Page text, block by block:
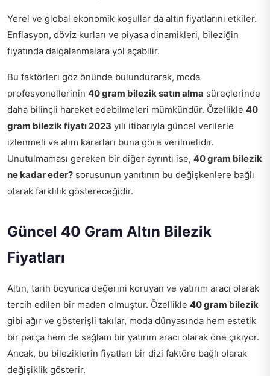
Yerel ve global ekonomik koşullar da altın fiyatlarını etkiler.
Enflasyon, döviz kurları ve piyasa dinamikleri, bileziğin
fiyatında dalgalanmalara yol açabilir.
Bu faktörleri göz önünde bulundurarak, moda
profesyonellerinin 40 gram bilezik satın alma süreçlerinde
daha bilinçli hareket edebilmeleri mümkündür. Özellikle 40
gram bilezik fiyatı 2023 yılı itibarıyla güncel verilerle
izlenmeli ve alım kararları buna göre verilmelidir.
Unutulmaması gereken bir diğer ayrıntı ise, 40 gram bilezik
ne kadar eder? sorusunun yanıtının bu değişkenlere bağlı
olarak farklılık göstereceğidir.
Güncel 40 Gram Altın Bilezik
Fiyatları
Altın, tarih boyunca değerini koruyan ve yatırım aracı olarak
tercih edilen bir maden olmuştur. Özellikle 40 gram bilezik
gibi ağır ve gösterişli takılar, moda dünyasında hem estetik
bir parça hem de sağlam bir yatırım aracı olarak öne çıkıyor.
Ancak, bu bileziklerin fiyatları bir dizi faktöre bağlı olarak
değişiklik gösterir.